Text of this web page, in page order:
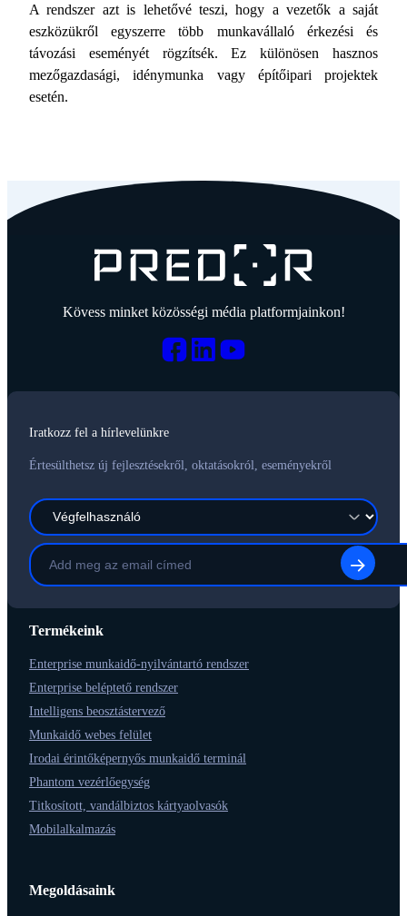
A rendszer azt is lehetővé teszi, hogy a vezetők a saját
eszközükről egyszerre több munkavállaló érkezési és
távozási eseményét rögzítsék. Ez különösen hasznos
mezőgazdasági, idénymunka vagy építőipari projektek
esetén.
Kövess minket közösségi média platformjainkon!
Termékeink
Enterprise munkaidő-nyilvántartó rendszer
Enterprise beléptető rendszer
Intelligens beosztástervező
Munkaidő webes felület
Irodai érintőképernyős munkaidő terminál
Phantom vezérlőegység
Titkosított, vandálbiztos kártyaolvasók
Mobilalkalmazás
Megoldásaink
Iratkozz fel a hírlevelünkre
Értesülthetsz új fejlesztésekről, oktatásokról, eseményekről